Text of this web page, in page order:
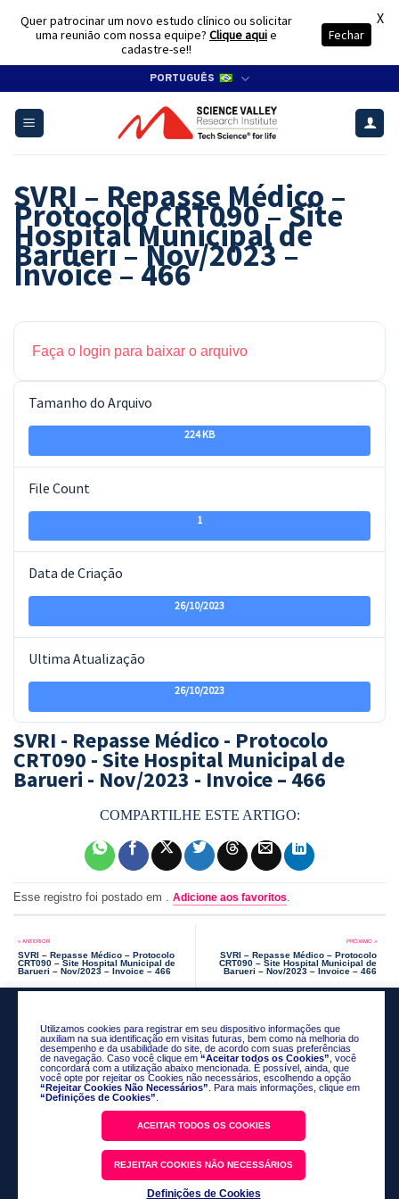
content
PORTUGUÊS
SVRI – Repasse Médico –
Protocolo CRT090 – Site
Hospital Municipal de
Barueri – Nov/2023 –
Invoice – 466
Faça o login para baixar o arquivo
Tamanho do Arquivo
224 KB
File Count
1
Data de Criação
26/10/2023
Ultima Atualização
26/10/2023
SVRI - Repasse Médico - Protocolo
CRT090 - Site Hospital Municipal de
Barueri - Nov/2023 - Invoice – 466
Esse registro foi postado em . Adicione aos favoritos.
SVRI – Repasse Médico – Protocolo
CRT090 – Site Hospital Municipal de
Barueri – Nov/2023 – Invoice – 466
SVRI – Repasse Médico – Protocolo
CRT090 – Site Hospital Municipal de
Barueri – Nov/2023 – Invoice – 466
Política de Privacidade
Código de Conduta
Fale Conosco
Utilizamos cookies para registrar em seu dispositivo informações que
auxiliam na sua identificação em visitas futuras, bem como na melhoria do
desempenho e da usabilidade do site, de acordo com suas preferências
de navegação. Caso você clique em “Aceitar todos os Cookies” , você
concordará com a utilização abaixo mencionada. É possível, ainda, que
você opte por rejeitar os Cookies não necessários, escolhendo a opção
“Rejeitar Cookies Não Necessários” . Para mais informações, clique em
“Definições de Cookies”
ACEITAR TODOS OS COOKIES
REJEITAR COOKIES NÃO NECESSÁRIOS
Definições de Cookies
Quer patrocinar um novo estudo clínico ou solicitar
uma reunião com nossa equipe? Clique aquie
cadastre-se!!
Fechar
X